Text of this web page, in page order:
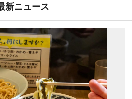
新ニュース